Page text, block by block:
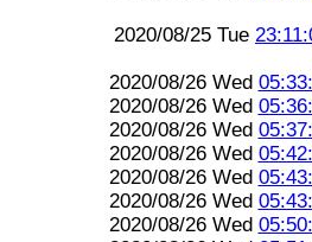
2020/08/25 Tue
2020/08/26 Wed
2020/08/26 Wed
2020/08/26 Wed
2020/08/26 Wed
2020/08/26 Wed
2020/08/26 Wed
2020/08/26 Wed